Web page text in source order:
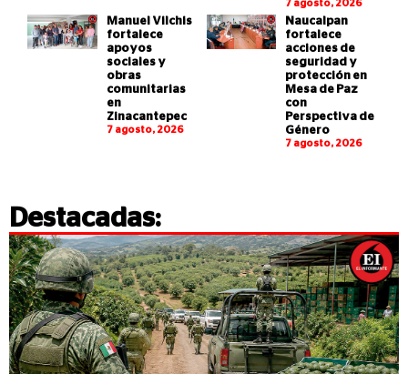
7 agosto, 2026
Manuel Vilchis
fortalece
apoyos
sociales y
obras
comunitarias
en
Zinacantepec
7 agosto, 2026
Naucalpan
fortalece
acciones de
seguridad y
protección en
Mesa de Paz
con
Perspectiva de
Género
7 agosto, 2026
Destacadas: